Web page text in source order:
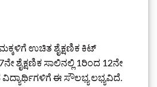
ಉಚಿತ ಶೈಕ್ಷಣಿಕ ಕಿಟ್
ಶೈಕ್ಷಣಿಕ ಸಾಲಿನಲ್ಲಿ 1ರಿಂದ 12ನೇ
ವಿದ್ಯಾರ್ಥಿಗಳಿಗೆ ಈ ಸೌಲಭ್ಯ ಲಭ್ಯವಿದೆ.